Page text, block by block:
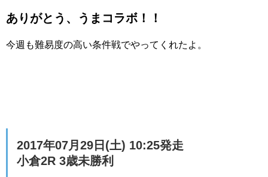
ありがとう、うまコラボ！！
今週も難易度の高い条件戦でやってくれたよ。
2017年07月29日(土) 10:25発走
小倉2R 3歳未勝利